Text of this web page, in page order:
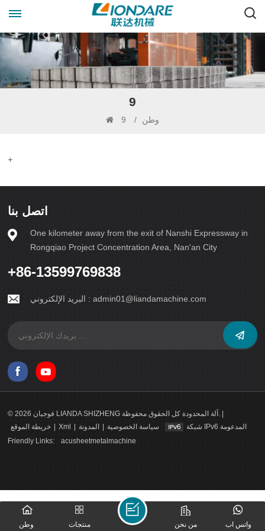
9
وطن /
9
+
اتصل بنا
One kilometer away from the exit of Nanshi Expressway in
Rongqiao Project Concentration Area, Nan'an City
+86-13599769838
البريد الإلكتروني :admin01@liandamachine.com
© 2026 فوجيان LIANDA SHIZHENG آلة المحدودة كل الحقوق محفوظة. |
خريطة الموقع
Xml المدونة سياسة الخصوصية
شبكة IPv6 المدعومة
Friendly Links:
acusheetmetalmachine
وطن منتجات واتس اب من نحن